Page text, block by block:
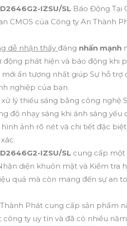
IZSU/SL Báo Động Tại
CMOS của Công ty An Thành
dễ nhận thấy đáng nhấn mạnh
động phát hiện và báo động khi
mới ấn tượng nhất giúp Sự hỗ
nghiệp của bạn.
lý thiếu sáng bằng công nghệ
độ nhạy sáng khi ánh sáng
ảnh rõ nét và chi tiết đặc
IZSU/SL cung cấp một
diện khuôn mặt và Kiểm tra
quả mà còn mang đến sự an
Phát cung cấp sản phẩm
công ty uy tín và đã có nhiều